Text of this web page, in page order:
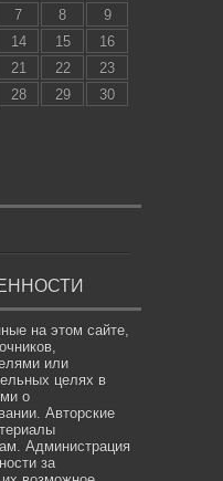
7 8
9
14 15
16
21 22
23
28 29
30
на этом сайте,
или
целях в
о
Авторские
Администрация
за